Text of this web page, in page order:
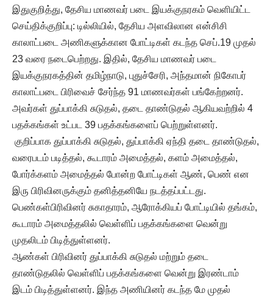
இதுகுறித்து, தேசிய மாணவர் படை இயக்குநரகம் வெளியிட்ட
செய்திக்குறிப்பு: டில்லியில், தேசிய அளவிலான என்சிசி
காலாட்படை அணிகளுக்கான போட்டிகள் கடந்த செப்.19 முதல்
23 வரை நடைபெற்றது. இதில், தேசிய மாணவர் படை
இயக்குநரகத்தின் தமிழ்நாடு, புதுச்சேரி, அந்தமான் நிகோபர்
காலாட்படை பிரிவைச் சேர்ந்த 91 மாணவர்கள் பங்கேற்றனர்.
அவர்கள் துப்பாக்கி சுடுதல், தடை தாண்டுதல் ஆகியவற்றில் 4
பதக்கங்கள் உட்பட 39 பதக்கங்களைப் பெற்றுள்ளனர்.
குறிப்பாக துப்பாக்கி சுடுதல், துப்பாக்கி ஏந்தி தடை தாண்டுதல்,
வரைபடம் படித்தல், கூடாரம் அமைத்தல், களம் அமைத்தல்,
போர்க்களம் அமைத்தல் போன்ற போட்டிகள் ஆண், பெண் என
இரு பிரிவினருக்கும் தனித்தனியே நடத்தப்பட்டது.
பெண்கள்பிரிவினர் சுகாதாரம், ஆரோக்கியப் போட்டியில் தங்கம்,
கூடாரம் அமைத்தலில் வெள்ளிப் பதக்கங்களை வென்று
முதலிடம் பிடித்துள்ளனர்.
ஆண்கள் பிரிவினர் துப்பாக்கி சுடுதல் மற்றும் தடை
தாண்டுதலில் வெள்ளிப் பதக்கங்களை வென்று இரண்டாம்
இடம் பிடித்துள்ளனர். இந்த அணியினர் கடந்த மே முதல்